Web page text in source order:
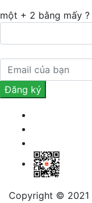
một + 2 bằng mấy ?
Copyright © 2021